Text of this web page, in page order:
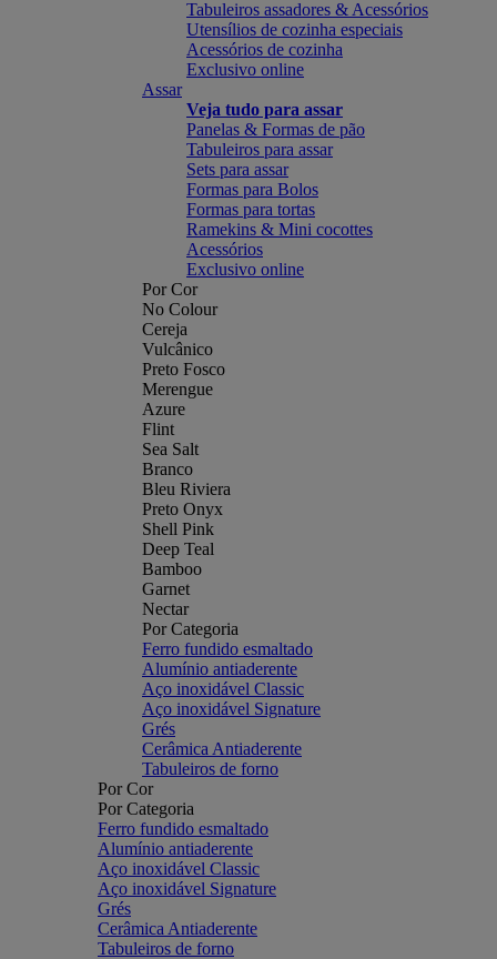
Tabuleiros assadores & Acessórios
Utensílios de cozinha especiais
Acessórios de cozinha
Exclusivo online
Assar
Veja tudo para assar
Panelas & Formas de pão
Tabuleiros para assar
Sets para assar
Formas para Bolos
Formas para tortas
Ramekins & Mini cocottes
Acessórios
Exclusivo online
Por Cor
No Colour
Cereja
Vulcânico
Preto Fosco
Merengue
Azure
Flint
Sea Salt
Branco
Bleu Riviera
Preto Onyx
Shell Pink
Deep Teal
Bamboo
Garnet
Nectar
Por Categoria
Ferro fundido esmaltado
Alumínio antiaderente
Aço inoxidável Classic
Aço inoxidável Signature
Grés
Cerâmica Antiaderente
Tabuleiros de forno
Por Cor
Por Categoria
Ferro fundido esmaltado
Alumínio antiaderente
Aço inoxidável Classic
Aço inoxidável Signature
Grés
Cerâmica Antiaderente
Tabuleiros de forno